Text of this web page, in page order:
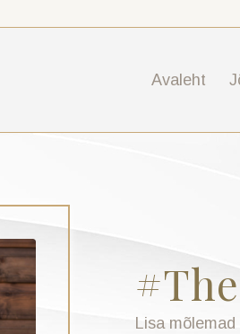
Avaleht
Lisa